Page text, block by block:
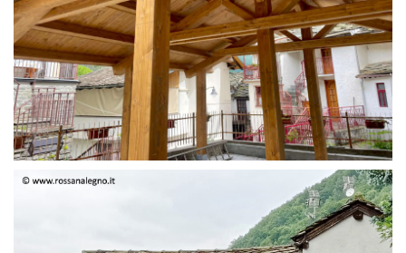
STRUTTURA IN ABETE LAMELLARE